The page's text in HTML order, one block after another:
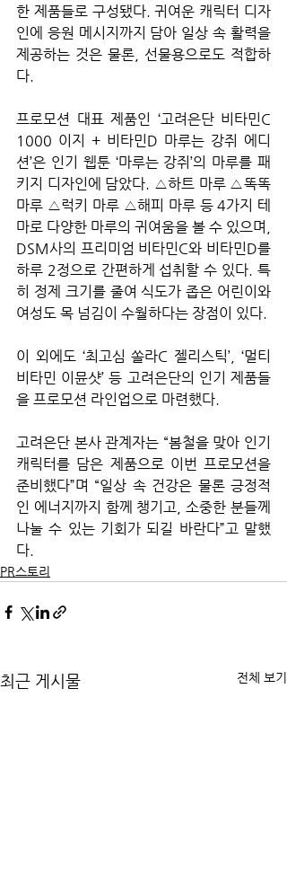
한 제품들로 구성됐다. 귀여운 캐릭터 디자
인에 응원 메시지까지 담아 일상 속 활력을
제공하는 것은 물론, 선물용으로도 적합하
다.
프로모션 대표 제품인 ‘고려은단 비타민C
1000 이지 + 비타민D 마루는 강쥐 에디
션’은 인기 웹툰 ‘마루는 강쥐’의 마루를 패
키지 디자인에 담았다. △하트 마루 △똑똑
마루 △럭키 마루 △해피 마루 등 4가지 테
마로 다양한 마루의 귀여움을 볼 수 있으며,
DSM사의 프리미엄 비타민C와 비타민D를
하루 2정으로 간편하게 섭취할 수 있다. 특
히 정제 크기를 줄여 식도가 좁은 어린이와
여성도 목 넘김이 수월하다는 장점이 있다.
이 외에도 ‘최고심 쏠라C 젤리스틱’, ‘멀티
비타민 이뮨샷’ 등 고려은단의 인기 제품들
을 프로모션 라인업으로 마련했다.
고려은단 본사 관계자는 “봄철을 맞아 인기
캐릭터를 담은 제품으로 이번 프로모션을
준비했다”며 “일상 속 건강은 물론 긍정적
인 에너지까지 함께 챙기고, 소중한 분들께
나눌 수 있는 기회가 되길 바란다”고 말했
다.
PR스토리
최근 게시물 전체 보기